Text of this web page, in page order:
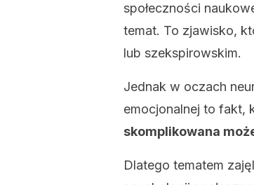
społeczności
temat. To zjawisko,
lub szekspirowskim.
Jednak w oczach
emocjonalnej to fakt,
skomplikowana
Dlatego tematem